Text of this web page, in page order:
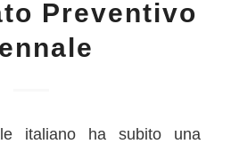
Preventivo
italiano ha subito una